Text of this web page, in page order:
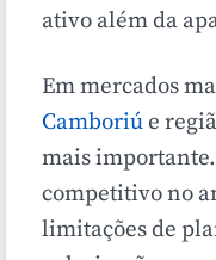
ativo além da
Em mercados
Camboriú e
mais
competitivo no
limitações de